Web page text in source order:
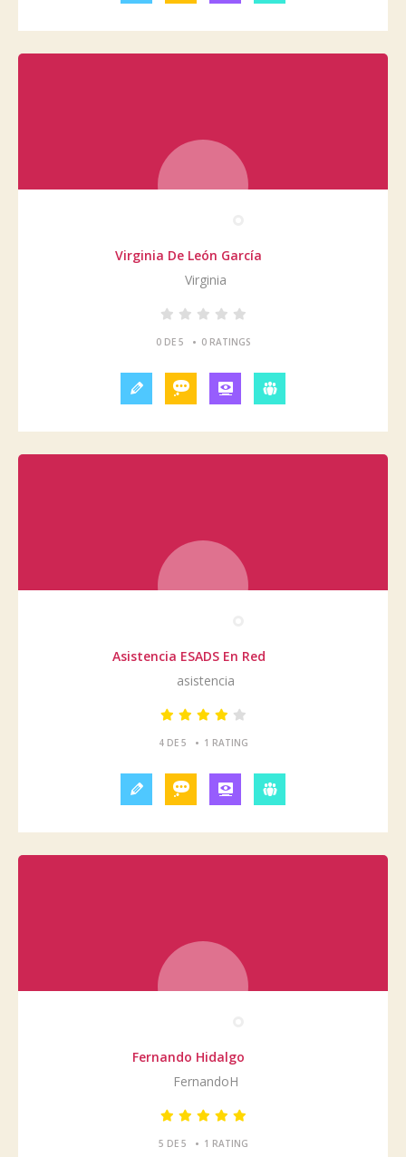
Virginia De León García
Virginia
0 DE 5 • 0 RATINGS
Asistencia ESADS En Red
asistencia
4 DE 5 • 1 RATING
Fernando Hidalgo
FernandoH
5 DE 5 • 1 RATING